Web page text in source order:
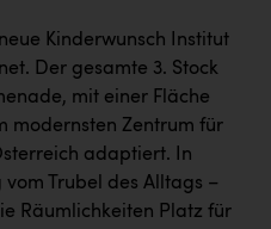
Kinderwunsch Institut
Der gesamte 3. Stock
mit einer Fläche
modernsten Zentrum für
adaptiert. In
Trubel des Alltags –
Räumlichkeiten Platz für